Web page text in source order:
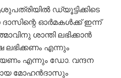
ഡ്യൂട്ടിക്കിടെ
ഓർമകൾക്ക് ഇന്ന്
ശാന്തി ലഭിക്കാൻ
ലഭിക്കണം എന്നും
എന്നും ഡോ. വന്ദന
മോഹൻദാസും